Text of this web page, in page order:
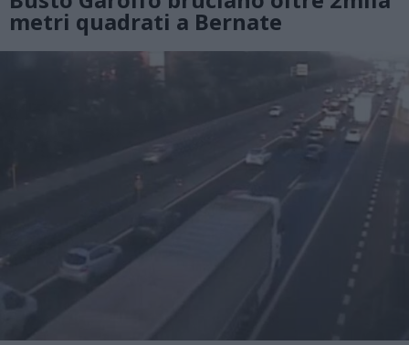
metri quadrati a Bernate